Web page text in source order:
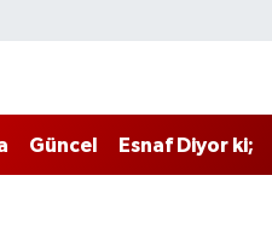
Güncel Esnaf Diyor ki;